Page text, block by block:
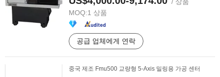
MOQ:1 상품
공급 업체에게 연락
중국 제조 Fmu500 교량형 5-Axis 밀링용 가공 센터